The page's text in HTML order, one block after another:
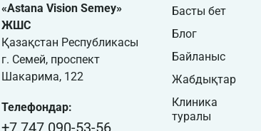
«Astana Vision Semey»
ЖШС
Қазақстан Республикасы
г. Семей, проспект
Шакарима, 122
Телефондар:
Басты бет
Блог
Байланыс
Жабдықтар
Клиника
туралы